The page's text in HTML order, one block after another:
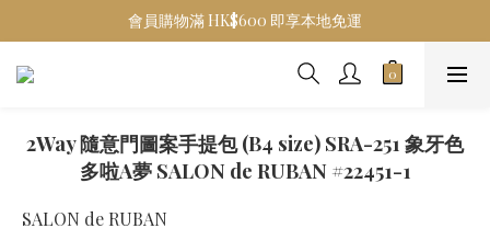
會員購物滿 HK$600 即享本地免運
2Way 隨意門圖案手提包 (B4 size) SRA-251 象牙色
多啦A夢 SALON de RUBAN #22451-1
SALON de RUBAN